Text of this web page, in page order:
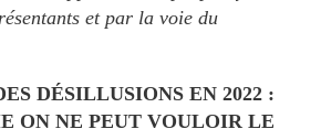
et par la voie du
DÉSILLUSIONS EN 2022 :
ON NE PEUT VOULOIR LE